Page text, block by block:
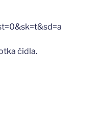
čidla.